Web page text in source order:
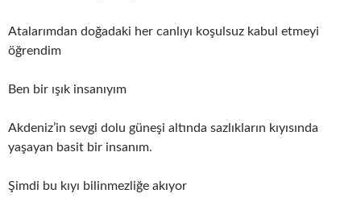
Atalarımdan doğadaki her canlıyı koşulsuz kabul etmeyi
öğrendim
Ben bir ışık insanıyım
Akdeniz’in sevgi dolu güneşi altında sazlıkların kıyısında
yaşayan basit bir insanım.
Şimdi bu kıyı bilinmezliğe akıyor